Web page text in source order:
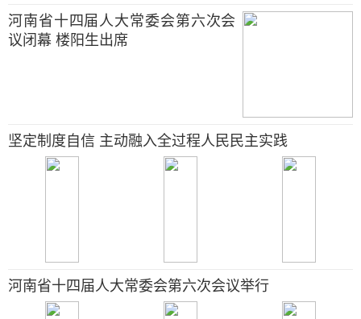
河南省十四届人大常委会第六次会
议闭幕 楼阳生出席
坚定制度自信 主动融入全过程人民民主实践
河南省十四届人大常委会第六次会议举行